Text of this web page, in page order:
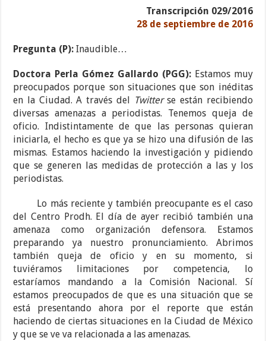
Transcripción 029/2016
28 de septiembre de 2016
Pregunta (P):Inaudible…
Doctora Perla Gómez Gallardo (PGG): Estamos muy
preocupados porque son situaciones que son inéditas
en la Ciudad. A través del
Twitterse están recibiendo
diversas amenazas a periodistas. Tenemos queja de
oficio. Indistintamente de que las personas quieran
iniciarla, el hecho es que ya se hizo una difusión de las
mismas. Estamos haciendo la investigación y pidiendo
que se generen las medidas de protección a las y los
periodistas.
Lo más reciente y también preocupante es el caso
del Centro Prodh. El día de ayer recibió también una
amenaza como organización defensora. Estamos
preparando ya nuestro pronunciamiento. Abrimos
también queja de oficio y en su momento, si
tuviéramos limitaciones por competencia, lo
estaríamos mandando a la Comisión Nacional. Sí
estamos preocupados de que es una situación que se
está presentando ahora por el reporte que están
haciendo de ciertas situaciones en la Ciudad de México
y que se ve va relacionada a las amenazas.